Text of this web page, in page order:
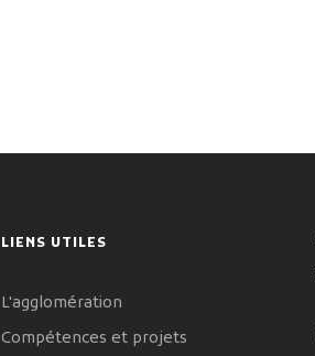
LIENS UTILES
L'agglomération
Compétences et projets